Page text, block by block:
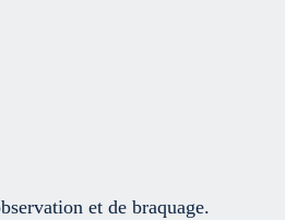
et de braquage.